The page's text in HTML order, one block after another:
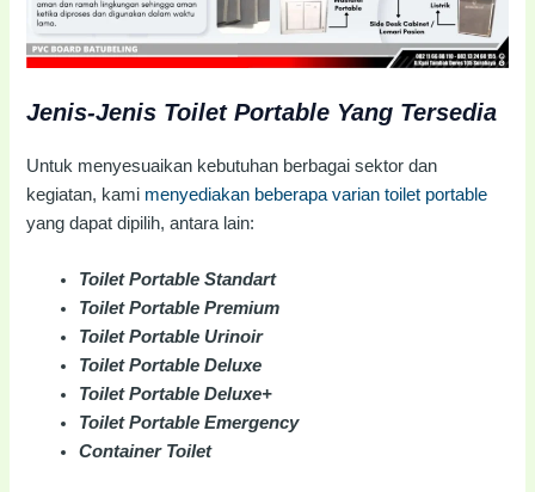
Jenis-Jenis Toilet Portable Yang Tersedia
Untuk menyesuaikan kebutuhan berbagai sektor dan
kegiatan, kami menyediakan beberapa varian toilet portable
yang dapat dipilih, antara lain:
Toilet Portable Standart
Toilet Portable Premium
Toilet Portable Urinoir
Toilet Portable Deluxe
Toilet Portable Deluxe+
Toilet Portable Emergency
Container Toilet